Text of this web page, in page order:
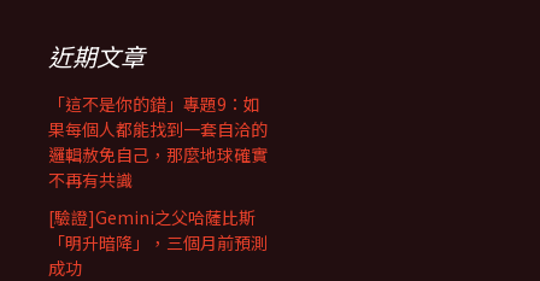
近期文章
「這不是你的錯」專題9：如
果每個人都能找到一套自洽的
邏輯赦免自己，那麼地球確實
不再有共識
[驗證]Gemini之父哈薩比斯
「明升暗降」，三個月前預測
成功